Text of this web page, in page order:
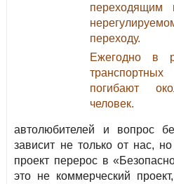
переходящим
переходу.
Ежегодно в
погибают
человек.
автолюбителей и вопрос
зависит не только от нас,
проект перерос в
это не коммерческий